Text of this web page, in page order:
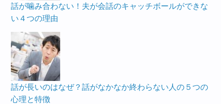
話が噛み合わない！夫が会話のキャッチボールができな
い４つの理由
話が長いのはなぜ？話がなかなか終わらない人の５つの
心理と特徴